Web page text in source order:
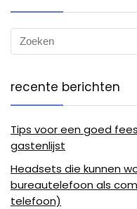
recente berichten
Tips voor een goed
gastenlijst
Headsets die kunnen
bureautelefoon als
telefoon)